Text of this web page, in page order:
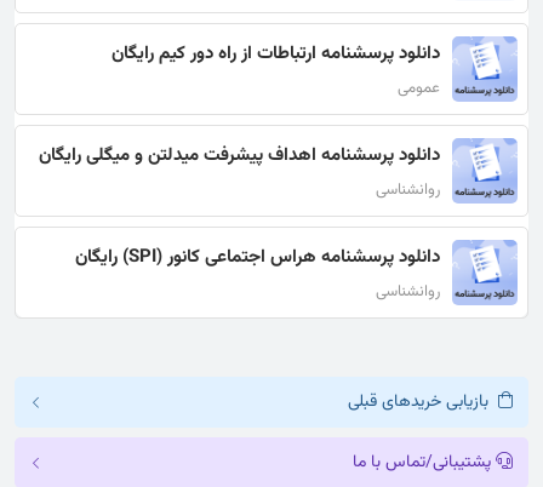
دانلود پرسشنامه ارتباطات از راه دور کیم رایگان
عمومی
دانلود پرسشنامه اهداف پیشرفت میدلتن و میگلی رایگان
روانشناسی
دانلود پرسشنامه هراس اجتماعی کانور (SPI) رایگان
روانشناسی
بازیابی خریدهای قبلی
پشتیبانی/تماس با ما